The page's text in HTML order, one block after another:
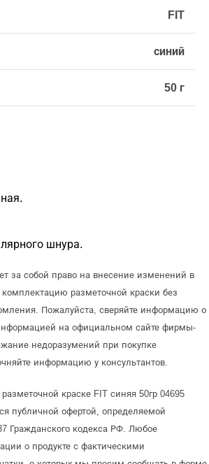
FIT
синий
50 г
шнура.
за собой право на внесение изменений в
разметочной краски без
Пожалуйста, сверяйте информацию о
на официальном сайте фирмы-
недоразумений при покупке
информацию у консультантов.
краске FIT синяя 50гр 04695
публичной офертой, определяемой
Гражданского кодекса РФ. Любое
о продукте с фактическими